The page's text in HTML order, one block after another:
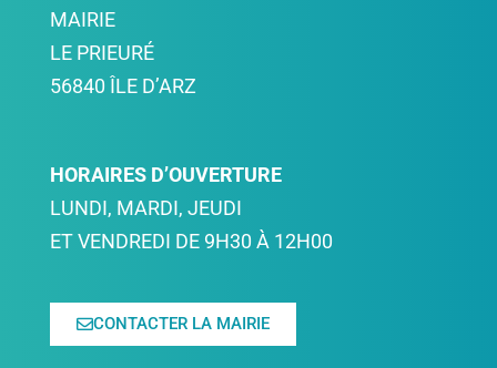
MAIRIE
LE PRIEURÉ
56840 ÎLE D’ARZ
HORAIRES D’OUVERTURE
LUNDI, MARDI, JEUDI
ET VENDREDI DE 9H30 À 12H00
CONTACTER LA MAIRIE